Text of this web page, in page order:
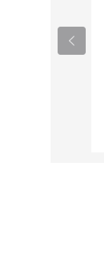
ース) (L-グ